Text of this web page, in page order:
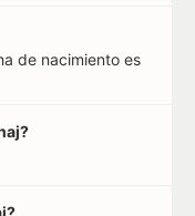
de nacimiento es